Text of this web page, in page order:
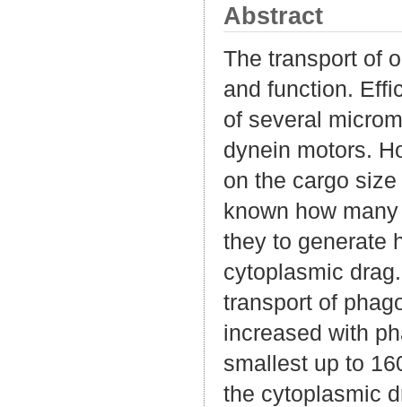
Abstract
The transport of
and function.
of several
dynein motors.
on the cargo
known how
they to generate
cytoplasmic
transport of
increased with
smallest up to
the cytoplasmic